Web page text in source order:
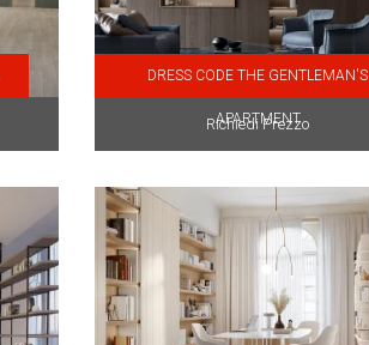
DRESS CODE THE GENTLEMAN'S
APARTMENT
Richiedi Prezzo